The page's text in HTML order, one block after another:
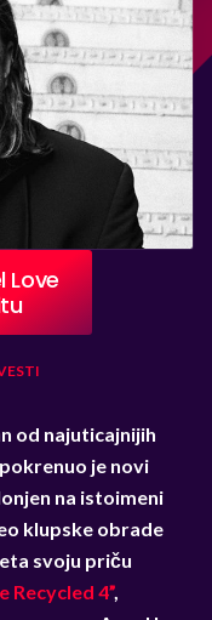
Love
od najuticajnijih
je novi
na istoimeni
klupske obrade
svoju priču
Recycled 4”,